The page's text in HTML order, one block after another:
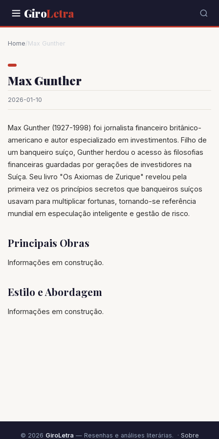
GiroLetra
Home/Max Gunther
Max Gunther
2026-01-10
Max Gunther (1927-1998) foi jornalista financeiro britânico-
americano e autor especializado em investimentos. Filho de
um banqueiro suíço, Gunther herdou o acesso às filosofias
financeiras guardadas por gerações de investidores na
Suíça. Seu livro "Os Axiomas de Zurique" revelou pela
primeira vez os princípios secretos que banqueiros suíços
usavam para multiplicar fortunas, tornando-se referência
mundial em especulação inteligente e gestão de risco.
Principais Obras
Informações em construção.
Estilo e Abordagem
Informações em construção.
© 2026 GiroLetra — Resenhas e análises literárias. · Sobre